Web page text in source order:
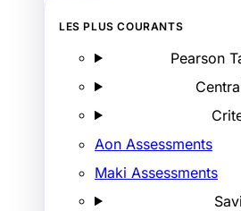
LES PLUS COURANTS
Pearson
Aon Assessments
Maki Assessments